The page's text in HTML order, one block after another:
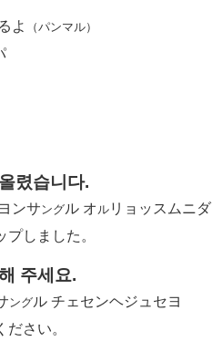
よ （パンマル）
렸습니다.
ンサング ル オ ル リョッスムニダ
しました。
주세요.
ング ル チェセンヘジュセヨ
さい。